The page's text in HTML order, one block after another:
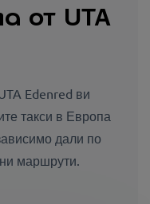
от UTA
Edenred ви
такси в Европа
дали по
маршрути.